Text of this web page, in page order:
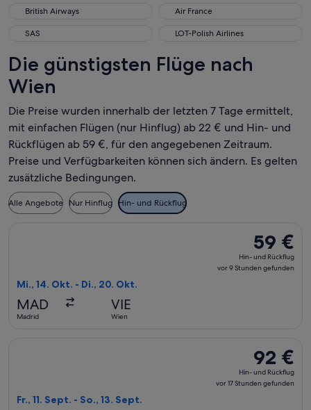
British Airways
British Airways Air France
Air France
SAS
SAS LOT-Polish Airlines
LOT-Polish Airlines
Die günstigsten Flüge nach
Wien
Die Preise wurden innerhalb der letzten 7 Tage ermittelt,
mit einfachen Flügen (nur Hinflug) ab 22 € und Hin- und
Rückflügen ab 59 €, für den angegebenen Zeitraum.
Preise und Verfügbarkeiten können sich ändern. Es gelten
zusätzliche Bedingungen.
Alle Angebote Nur Hinflug Hin- und Rückflug
59 €
Hin-
und
59 €
Hin- und Rückflug
vor 9 Stunden gefunden
Mi., 14. Okt. - Di., 20. Okt.
MAD
Madrid
VIE
Wien
92 €
Hin-
und
92 €
Hin- und Rückflug
vor 17 Stunden gefunden
Fr., 11. Sept. - So., 13. Sept.